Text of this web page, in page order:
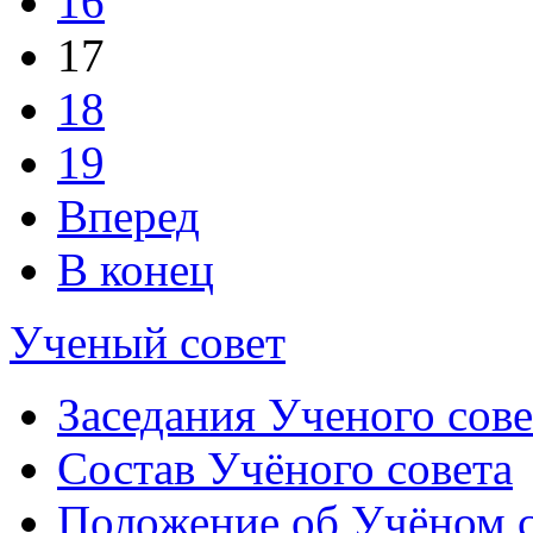
17
18
19
Вперед
В конец
Ученый совет
Заседания Ученого
Состав Учёного совета
Положение об Учёном